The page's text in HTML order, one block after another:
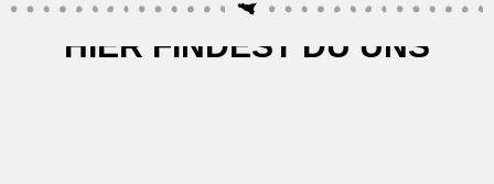
HIER FINDEST DU UNS